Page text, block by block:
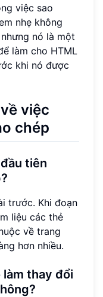
việc sao
nhẹ không
nó là một
làm cho HTML
khi nó được
việc
chép
tiên
trước. Khi đoạn
liệu các thẻ
về trang
hơn nhiều.
thay đổi